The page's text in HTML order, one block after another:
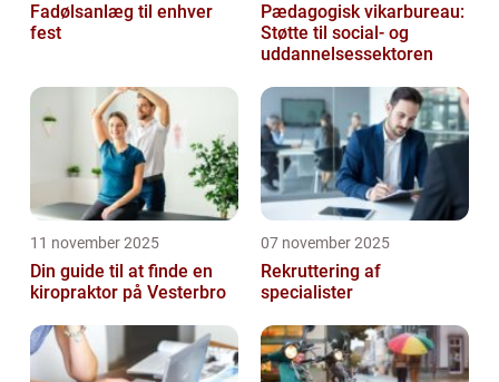
Fadølsanlæg til enhver
fest
Pædagogisk vikarbureau:
Støtte til social- og
uddannelsessektoren
11 november 2025
Din guide til at finde en
kiropraktor på Vesterbro
07 november 2025
Rekruttering af
specialister